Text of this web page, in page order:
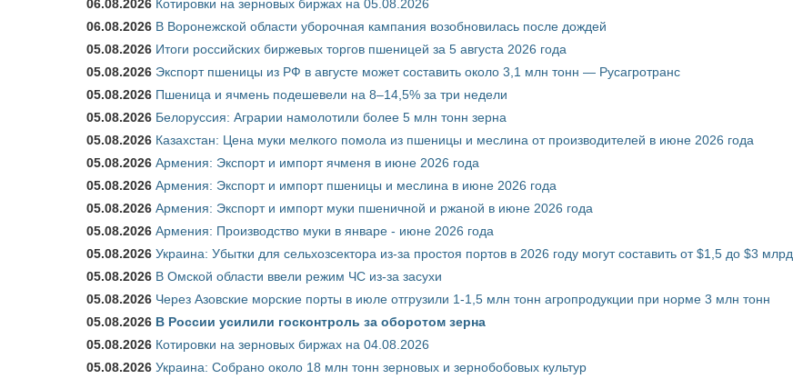
06.08.2026 Котировки на зерновых биржах на 05.08.2026
06.08.2026 В Воронежской области уборочная кампания возобновилась после дождей
05.08.2026 Итоги российских биржевых торгов пшеницей за 5 августа 2026 года
05.08.2026 Экспорт пшеницы из РФ в августе может составить около 3,1 млн тонн — Русагротранс
05.08.2026 Пшеница и ячмень подешевели на 8–14,5% за три недели
05.08.2026 Белоруссия: Аграрии намолотили более 5 млн тонн зерна
05.08.2026 Казахстан: Цена муки мелкого помола из пшеницы и меслина от производителей в июне 2026 года
05.08.2026 Армения: Экспорт и импорт ячменя в июне 2026 года
05.08.2026 Армения: Экспорт и импорт пшеницы и меслина в июне 2026 года
05.08.2026 Армения: Экспорт и импорт муки пшеничной и ржаной в июне 2026 года
05.08.2026 Армения: Производство муки в январе - июне 2026 года
05.08.2026 Украина: Убытки для сельхозсектора из-за простоя портов в 2026 году могут составить от $1,5 до $3 млрд
05.08.2026 В Омской области ввели режим ЧС из-за засухи
05.08.2026 Через Азовские морские порты в июле отгрузили 1-1,5 млн тонн агропродукции при норме 3 млн тонн
05.08.2026 В России усилили госконтроль за оборотом зерна
05.08.2026 Котировки на зерновых биржах на 04.08.2026
05.08.2026 Украина: Собрано около 18 млн тонн зерновых и зернобобовых культур